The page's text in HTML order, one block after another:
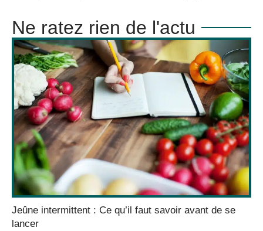
Ne ratez rien de l'actu
Jeûne intermittent : Ce qu’il faut savoir avant de se
lancer